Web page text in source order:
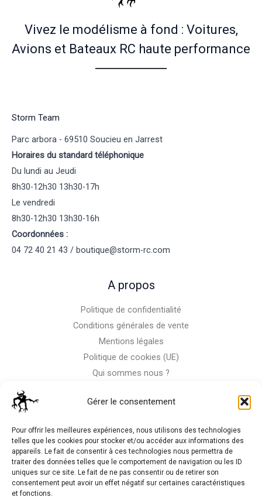
Gérer le consentement
Pour offrir les meilleures expériences, nous utilisons des technologies
telles que les cookies pour stocker et/ou accéder aux informations des
appareils. Le fait de consentir à ces technologies nous permettra de
traiter des données telles que le comportement de navigation ou les ID
uniques sur ce site. Le fait de ne pas consentir ou de retirer son
consentement peut avoir un effet négatif sur certaines caractéristiques
et fonctions.
Vivez le modélisme à fond : Voitures,
Avions et Bateaux RC haute performance
Storm Team
Parc arbora - 69510 Soucieu en Jarrest
Horaires du standard téléphonique
Du lundi au Jeudi
8h30-12h30 13h30-17h
Le vendredi
8h30-12h30 13h30-16h
Coordonnées :
04 72 40 21 43 / boutique@storm-rc.com
A propos
Politique de confidentialité
Conditions générales de vente
Mentions légales
Politique de cookies (UE)
Qui sommes nous ?
La RC n'est pas notre seule passion, venez visiter notre shop
de motos